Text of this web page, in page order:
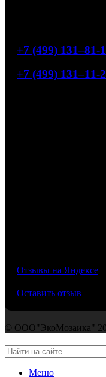
+7 (499) 131–81-
+7 (499) 131–11-
Отзывы на Яндексе
Оставить отзыв
© ООО"ЭкоМозаика"
Меню